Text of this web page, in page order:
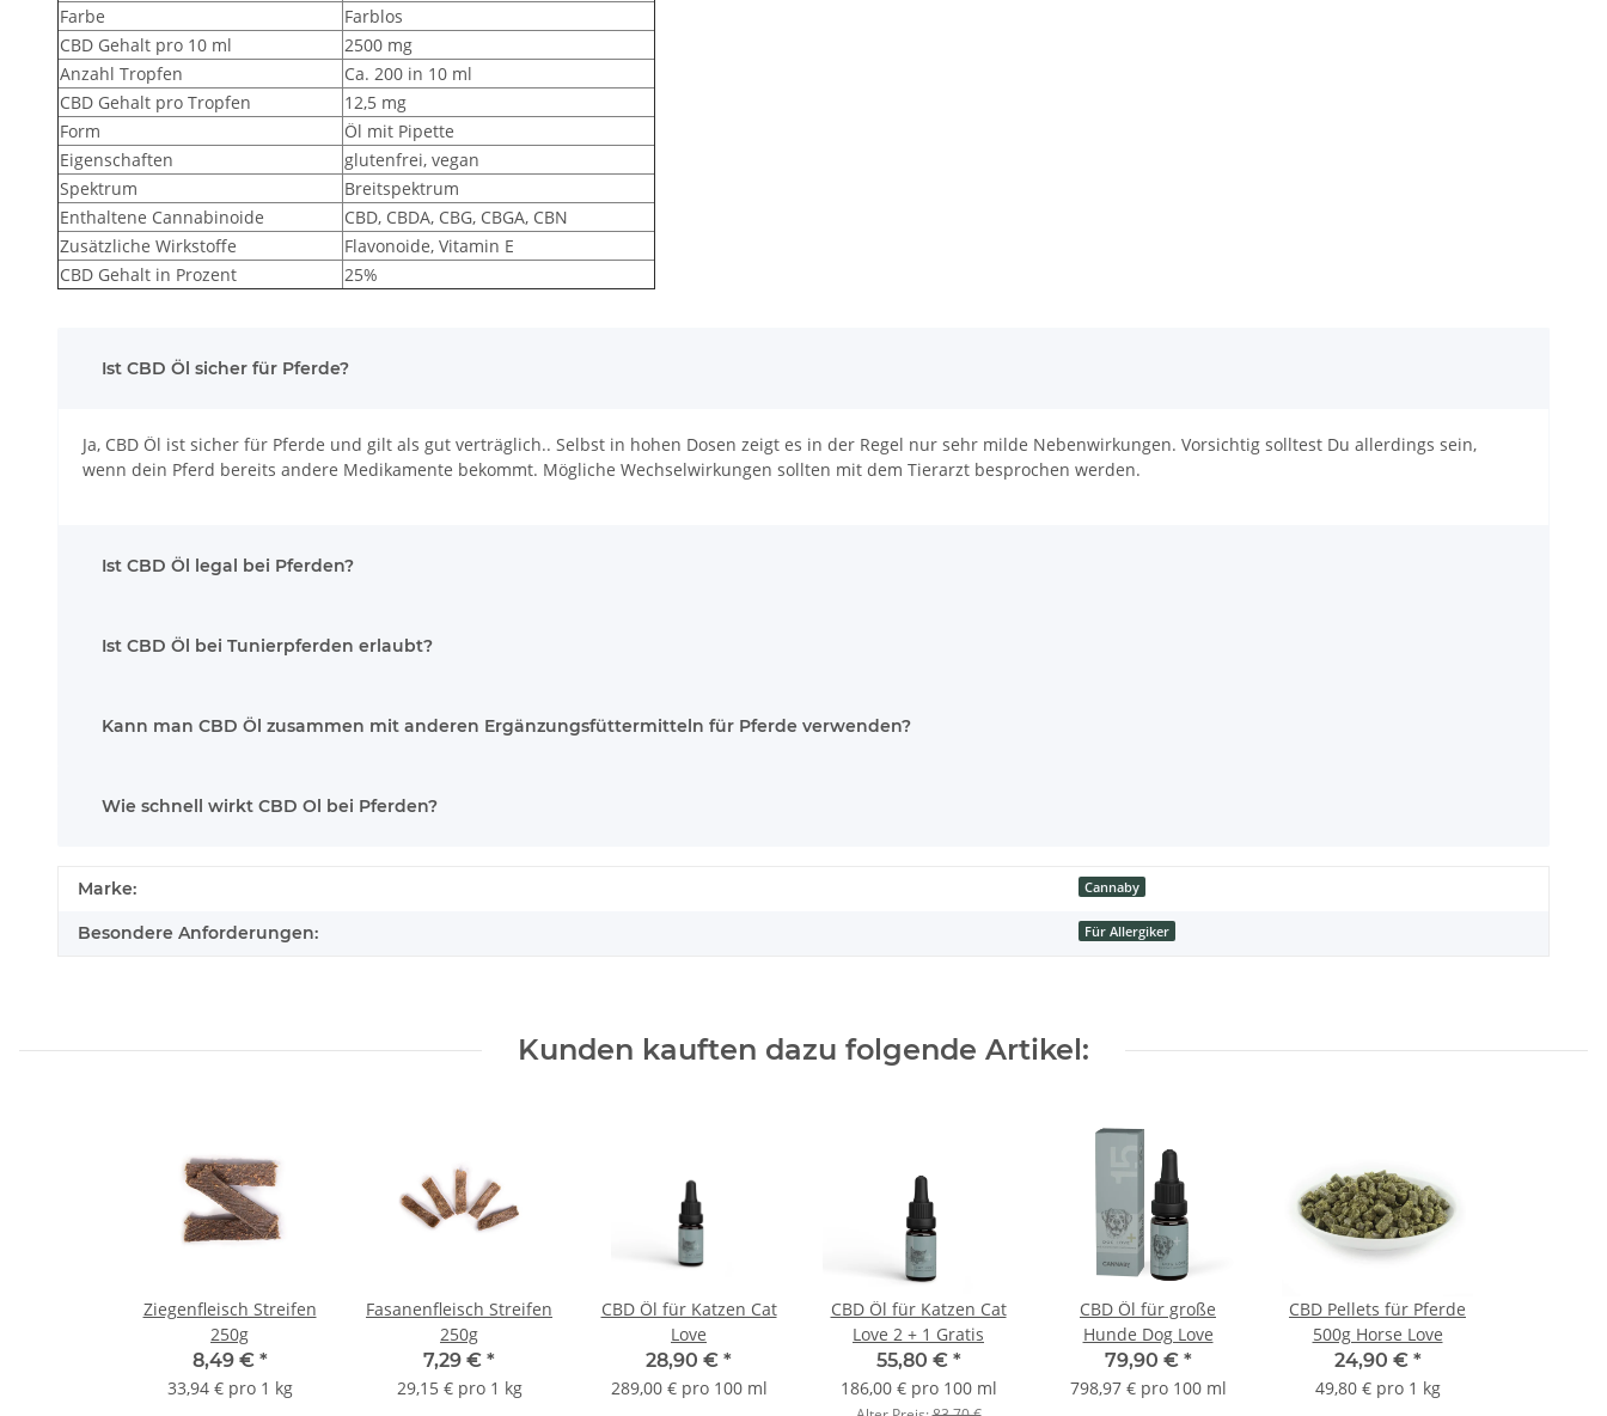
Farbe
Farblos
CBD Gehalt pro 10 ml
2500 mg
Anzahl Tropfen
Ca. 200 in 10 ml
CBD Gehalt pro Tropfen
12,5 mg
Form
Öl mit Pipette
Eigenschaften
glutenfrei, vegan
Spektrum
Breitspektrum
Enthaltene Cannabinoide
CBD, CBDA, CBG, CBGA, CBN
Zusätzliche Wirkstoffe
Flavonoide, Vitamin E
CBD Gehalt in Prozent
25%
Ist CBD Öl sicher für Pferde?
Ja, CBD Öl ist sicher für Pferde und gilt als gut verträglich.. Selbst in hohen Dosen zeigt es in der Regel nur sehr milde Nebenwirkungen. Vorsichtig solltest Du allerdings sein,
wenn dein Pferd bereits andere Medikamente bekommt. Mögliche Wechselwirkungen sollten mit dem Tierarzt besprochen werden.
Ist CBD Öl legal bei Pferden?
Ist CBD Öl bei Tunierpferden erlaubt?
Kann man CBD Öl zusammen mit anderen Ergänzungsfüttermitteln für Pferde verwenden?
Wie schnell wirkt CBD Ol bei Pferden?
Marke: Cannaby
Besondere Anforderungen: Für Allergiker
Kunden kauften dazu folgende Artikel:
Ziegenfleisch Streifen
250g
8,49 € *
33,94 € pro 1 kg
Fasanenfleisch Streifen
250g
7,29 € *
29,15 € pro 1 kg
CBD Öl für Katzen Cat
Love
28,90 € *
289,00 € pro 100 ml
CBD Öl für Katzen Cat
Love 2 + 1 Gratis
55,80 € *
186,00 € pro 100 ml
CBD Öl für große
Hunde Dog Love
79,90 € *
798,97 € pro 100 ml
CBD Pellets für Pferde
500g Horse Love
24,90 € *
49,80 € pro 1 kg